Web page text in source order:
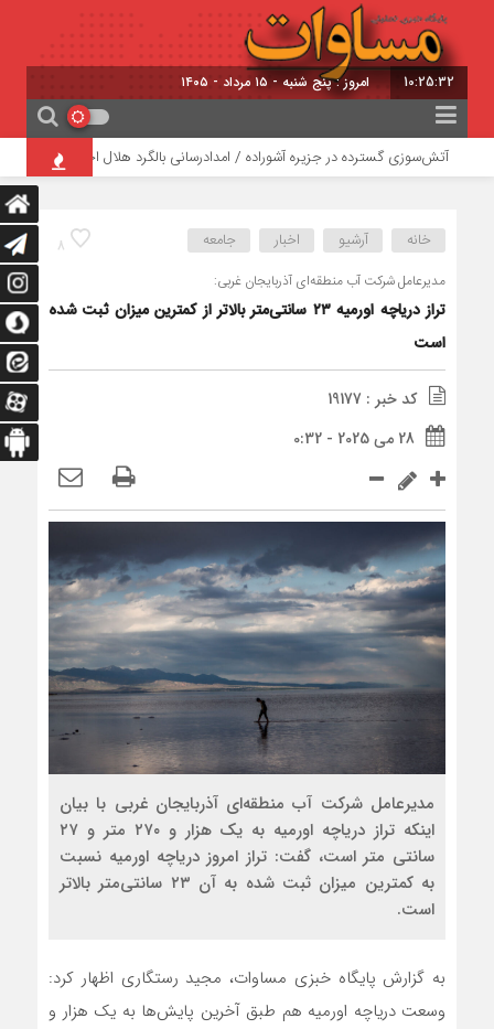
10:25:33 امروز : پنج شنبه - ۱۵ مرداد - ۱۴۰۵
آتش‌سوزی گسترده در جزیره آشوراده / امدادرسانی بالگرد هلال احمر
8 خانه آرشیو اخبار جامعه
مدیرعامل شرکت آب منطقه‌ای آذربایجان غربی:
تراز دریاچه اورمیه ۲۳ سانتی‌متر بالاتر از کمترین میزان ثبت شده
است
کد خبر : 19177
28 می 2025 - 0:32
مدیرعامل شرکت آب منطقه‌ای آذربایجان غربی با بیان
اینکه تراز دریاچه اورمیه به یک هزار و ۲۷۰ متر و ۲۷
سانتی متر است، گفت: تراز امروز دریاچه اورمیه نسبت
به کمترین میزان ثبت شده به آن ۲۳ سانتی‌متر بالاتر
است.
به گزارش پایگاه خبزی مساوات، مجید رستگاری اظهار کرد:
وسعت دریاچه اورمیه هم طبق آخرین پایش‌ها به یک هزار و